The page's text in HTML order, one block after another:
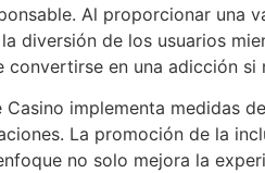
Al proporcionar una
diversión de los usuarios
convertirse en una adicción si
Casino implementa medidas
La promoción de la
no solo mejora la